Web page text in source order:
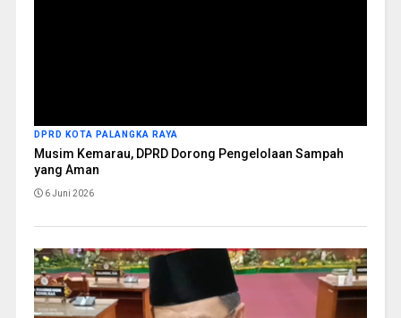
DPRD KOTA PALANGKA RAYA
Musim Kemarau, DPRD Dorong Pengelolaan Sampah
yang Aman
6 Juni 2026